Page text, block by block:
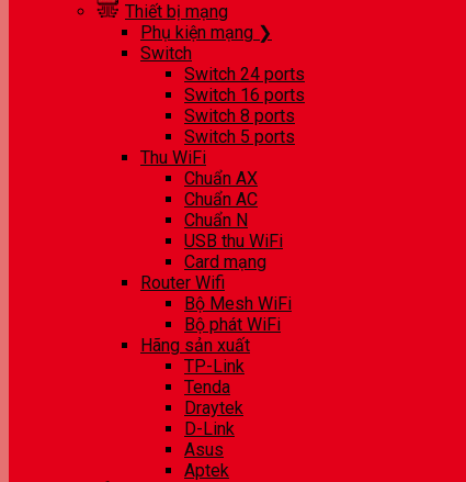
Thiết bị mạng
Phụ kiện mạng ❯
Switch
Switch 24 ports
Switch 16 ports
Switch 8 ports
Switch 5 ports
Thu WiFi
Chuẩn AX
Chuẩn AC
Chuẩn N
USB thu WiFi
Card mạng
Router Wifi
Bộ Mesh WiFi
Bộ phát WiFi
Hãng sản xuất
TP-Link
Tenda
Draytek
D-Link
Asus
Aptek